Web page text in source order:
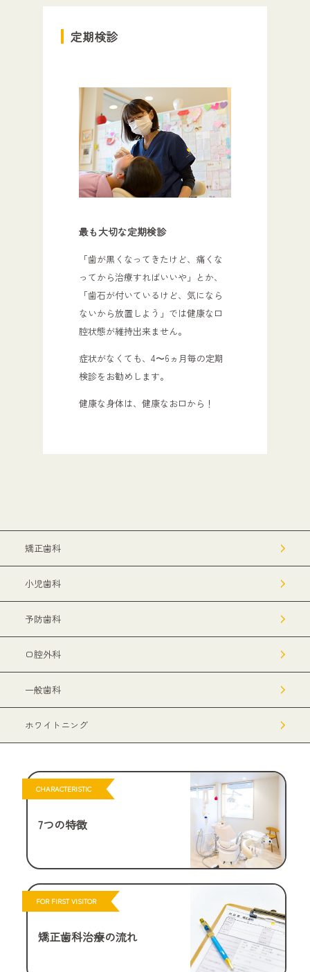
定期検診
最も大切な定期検診
「歯が黒くなってきたけど、痛くな
ってから治療すればいいや」とか、
「歯石が付いているけど、気になら
ないから放置しよう」では健康な口
腔状態が維持出来ません。
症状がなくても、4〜6ヵ月毎の定期
検診をお勧めします。
健康な身体は、健康なお口から！
矯正歯科
小児歯科
予防歯科
口腔外科
一般歯科
ホワイトニング
CHARACTERISTIC
7つの特徴
FOR FIRST VISITOR
矯正歯科治療の流れ